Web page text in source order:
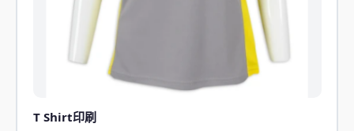
T Shirt印刷